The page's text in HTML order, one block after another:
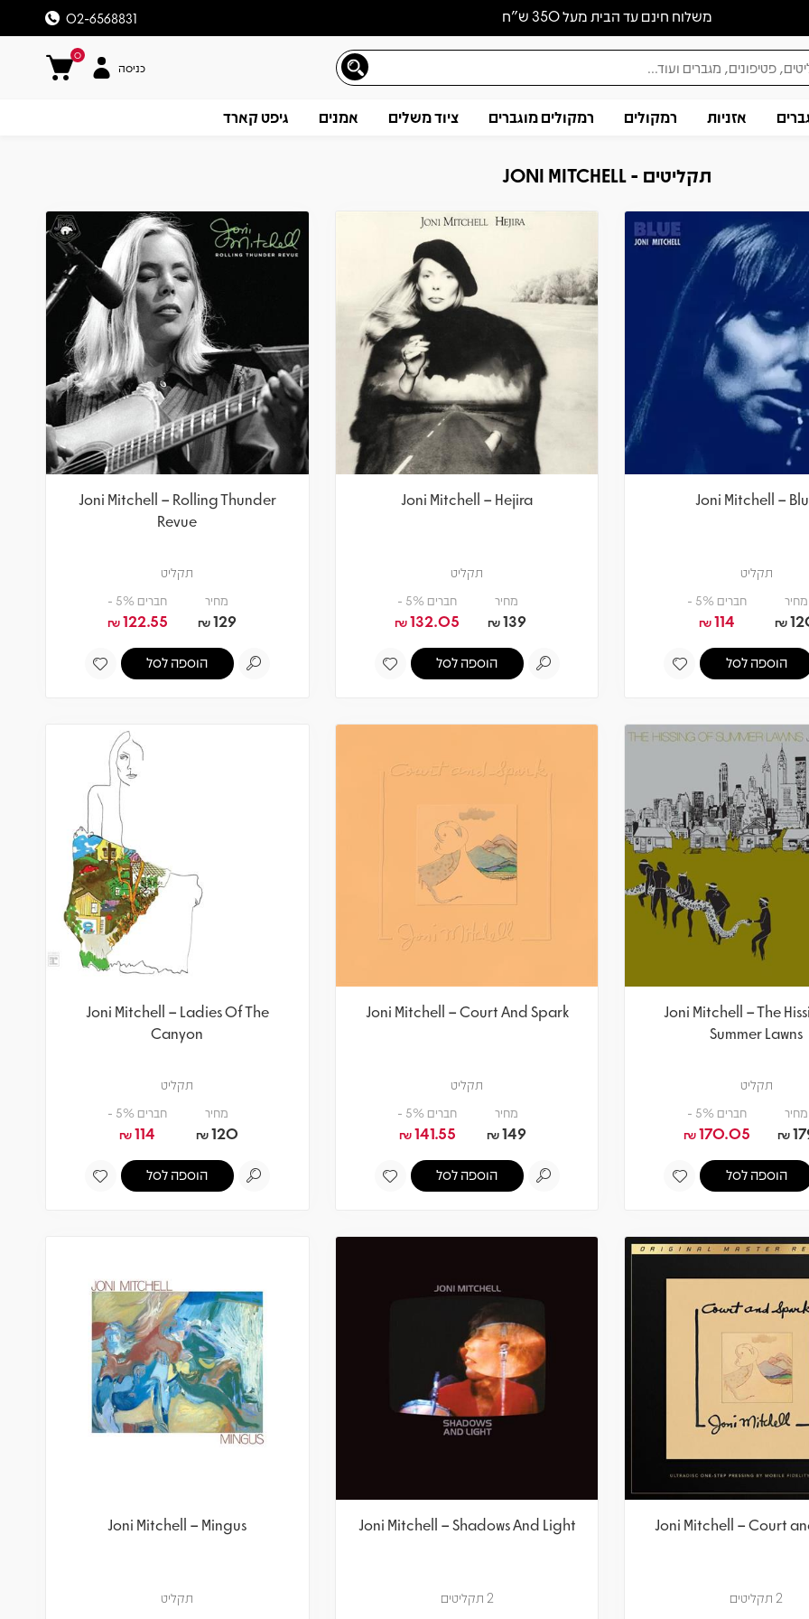
משלוח חינם עד הבית מעל 350 ש״ח 02-6568831
0
כניסה
אזניות רמקולים רמקולים מוגברים ציוד משלים אמנים גיפט קארד
תקליטים - JONI MITCHELL
Joni Mitchell –
תקליט
מחיר
₪
חברים 5% -
114
₪
הוספה לסל
Joni Mitchell – Hejira
תקליט
מחיר
139
₪
חברים 5% -
132.05
₪
הוספה לסל
Joni Mitchell – Rolling Thunder
Revue
תקליט
מחיר
129
₪
חברים 5% -
122.55
₪
הוספה לסל
Joni Mitchell – The
Summer Lawns
תקליט
מחיר
₪
חברים 5% -
170.05
₪
הוספה לסל
Joni Mitchell – Court And Spark
תקליט
מחיר
149
₪
חברים 5% -
141.55
₪
הוספה לסל
Joni Mitchell – Ladies Of The
Canyon
תקליט
מחיר
120
₪
חברים 5% -
114
₪
הוספה לסל
Joni Mitchell – Court
2 תקליטים
Joni Mitchell – Shadows And Light
2 תקליטים
Joni Mitchell – Mingus
תקליט